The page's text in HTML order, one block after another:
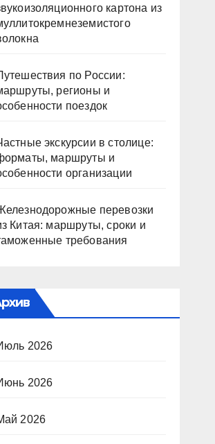
картона из
по России:
регионы и
поездок
экскурсии в столице:
маршруты и
организации
перевозки
Китая: маршруты, сроки и
требования
2026
2026
2026